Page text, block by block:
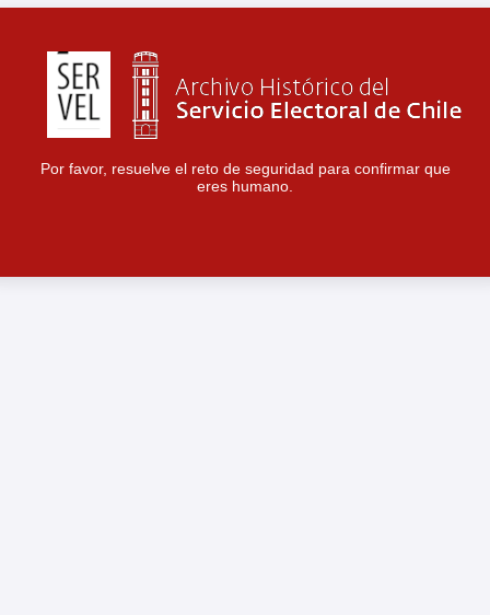
Por favor, resuelve el reto de seguridad para confirmar que
eres humano.